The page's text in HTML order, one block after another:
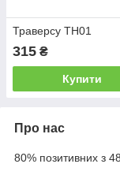
Траверсу ТН01
315 ₴
Купити
Про нас
80% позитивних з 48